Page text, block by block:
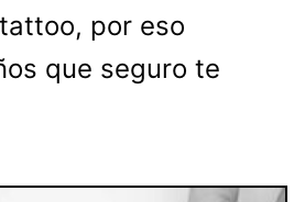
por eso
que seguro te